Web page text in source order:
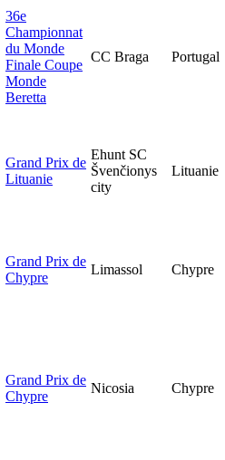
36e
Championnat
du Monde
Finale Coupe
Monde
Beretta
CC Braga Portugal
Grand Prix de
Lituanie
Ehunt SC
Švenčionys
city
Lituanie
Grand Prix de
Chypre
Limassol Chypre
Grand Prix de
Chypre
Nicosia Chypre